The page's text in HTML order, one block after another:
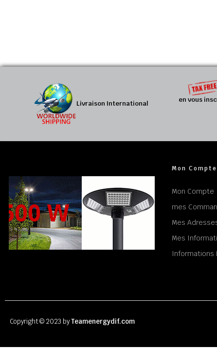
Livraison International
en vous
Mon Compte
Mon Compte
mes
Mes
Mes
Informations
Copyright © 2023 byTeamenergydif.com